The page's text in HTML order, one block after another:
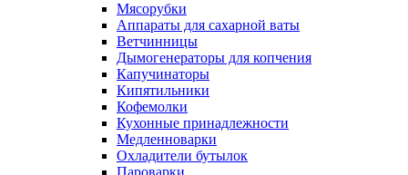
Мясорубки
Аппараты для сахарной ваты
Ветчинницы
Дымогенераторы для копчения
Капучинаторы
Кипятильники
Кофемолки
Кухонные принадлежности
Медленноварки
Охладители бутылок
Пароварки